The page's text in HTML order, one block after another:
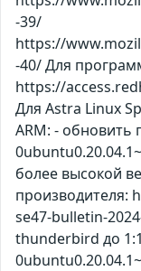
-39/
https://
-40/ Для
https://
Для Astra Linux
ARM: - обновить
более высокой
производителя:
se47-bulletin-
thunderbird до